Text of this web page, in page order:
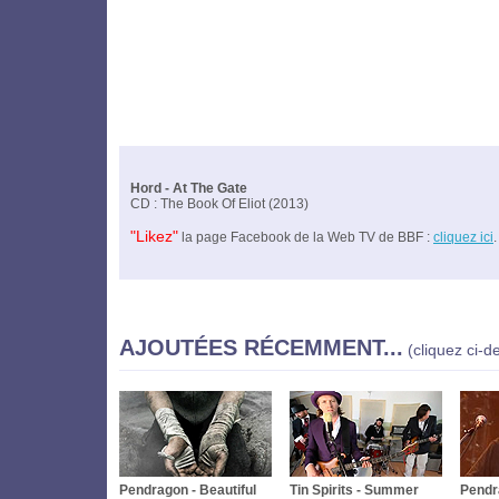
Hord - At The Gate
CD : The Book Of Eliot (2013)
"Likez" la page Facebook de la Web TV de BBF : cliquez ici.
AJOUTÉES RÉCEMMENT... (cliquez ci-
Pendragon - Beautiful
Tin Spirits - Summer